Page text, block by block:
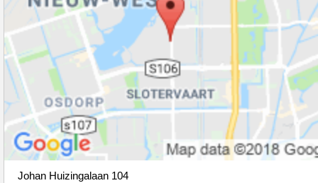
Johan Huizingalaan 104